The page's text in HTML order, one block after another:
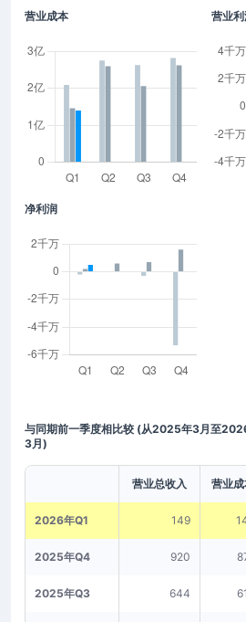
营业成本 营业利
净利润
与同期前一季度相比较 (从2025年3月至
3月)
营业总收入 营业成
2026年Q1 149
2025年Q4 920
2025年Q3 644